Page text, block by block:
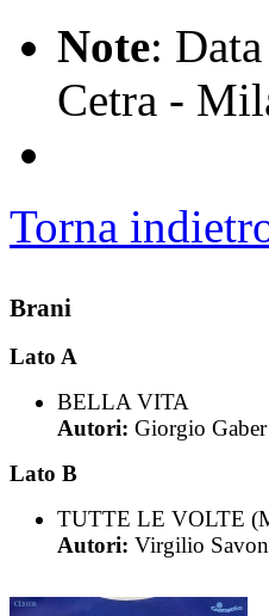
Note:
Cetra -
Torna
Brani
Lato A
BELLA VITA
Autori: Giorgio Gaber
Lato B
TUTTE LE VOLTE
Autori: Virgilio